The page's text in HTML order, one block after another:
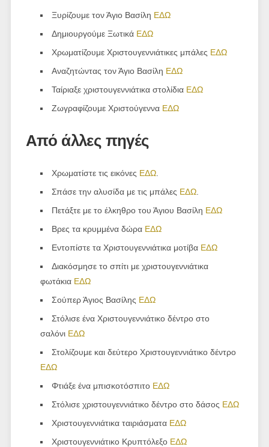
Ξυρίζουμε τον Άγιο Βασίλη ΕΔΩ
Δημιουργούμε Ξωτικά ΕΔΩ
Χρωματίζουμε Χριστουγεννιάτικες μπάλες ΕΔΩ
Αναζητώντας τον Άγιο Βασίλη ΕΔΩ
Ταίριαξε χριστουγεννιάτικα στολίδια ΕΔΩ
Ζωγραφίζουμε Χριστούγεννα ΕΔΩ
Από άλλες πηγές
Χρωματίστε τις εικόνες ΕΔΩ
Σπάσε την αλυσίδα με τις μπάλες ΕΔΩ
Πετάξτε με το έλκηθρο του Άγιου Βασίλη ΕΔΩ
Βρες τα κρυμμένα δώρα ΕΔΩ
Εντοπίστε τα Χριστουγεννιάτικα μοτίβα ΕΔΩ
Διακόσμησε το σπίτι με χριστουγεννιάτικα
φωτάκια ΕΔΩ
Σούπερ Άγιος Βασίλης ΕΔΩ
Στόλισε ένα Χριστουγεννιάτικο δέντρο στο
σαλόνι ΕΔΩ
Στολίζουμε και δεύτερο Χριστουγεννιάτικο δέντρο
ΕΔΩ
Φτιάξε ένα μπισκοτόσπιτο ΕΔΩ
Στόλισε χριστουγεννιάτικο δέντρο στο δάσος ΕΔΩ
Χριστουγεννιάτικα ταιριάσματα ΕΔΩ
Χριστουγεννιάτικο Κρυπτόλεξο ΕΔΩ